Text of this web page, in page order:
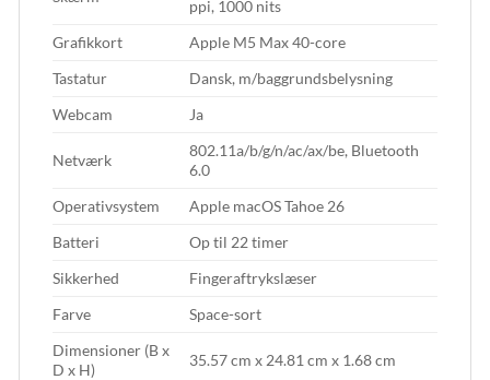
ppi, 1000 nits
Grafikkort
Apple M5 Max 40-core
Tastatur
Dansk, m/baggrundsbelysning
Webcam
Ja
Netværk
802.11a/b/g/n/ac/ax/be, Bluetooth
6.0
Operativsystem
Apple macOS Tahoe 26
Batteri
Op til 22 timer
Sikkerhed
Fingeraftrykslæser
Farve
Space-sort
Dimensioner (B x
D x H)
35.57 cm x 24.81 cm x 1.68 cm